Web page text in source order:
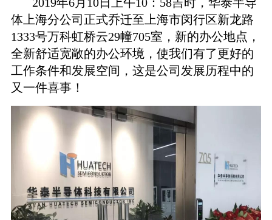
2019年6月 10日上午10： 58吉时，华泰半导
体上海分公司正式乔迁至上海市闵行区新龙路
1333号万科虹桥云29幢705室，新的办公地点，
全新舒适宽敞的办公环境，使我们有了更好的
工作条件和发展空间，这是公司发展历程中的
又一件喜事！